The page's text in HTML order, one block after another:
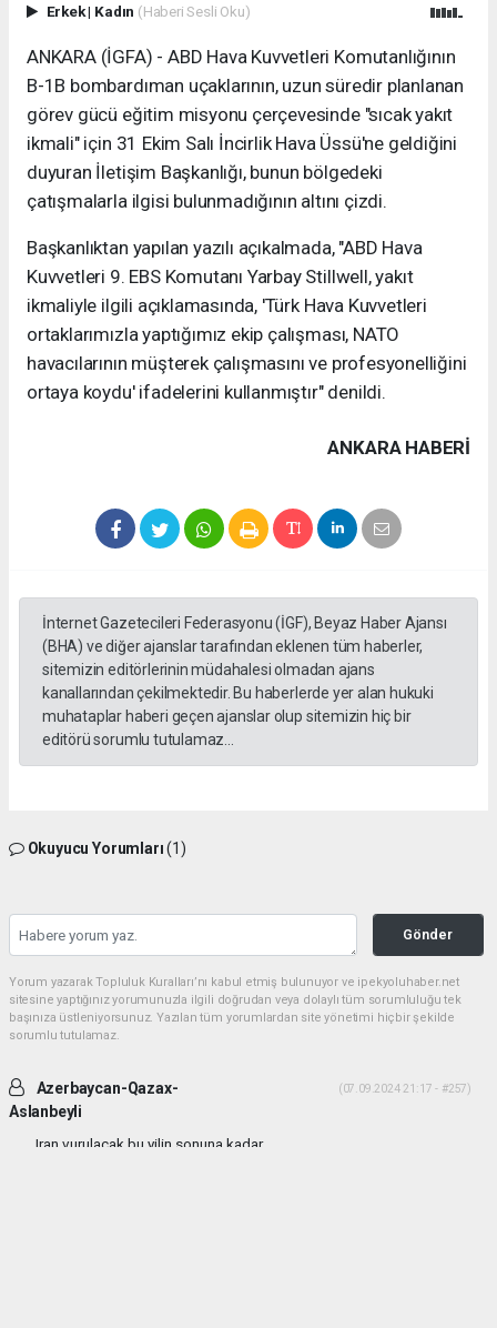
Erkek| Kadın (Haberi Sesli Oku)
ANKARA (İGFA) - ABD Hava Kuvvetleri Komutanlığının
B-1B bombardıman uçaklarının, uzun süredir planlanan
görev gücü eğitim misyonu çerçevesinde "sıcak yakıt
ikmali" için 31 Ekim Salı İncirlik Hava Üssü'ne geldiğini
duyuran İletişim Başkanlığı, bunun bölgedeki
çatışmalarla ilgisi bulunmadığının altını çizdi.
Başkanlıktan yapılan yazılı açıkalmada, "ABD Hava
Kuvvetleri 9. EBS Komutanı Yarbay Stillwell, yakıt
ikmaliyle ilgili açıklamasında, 'Türk Hava Kuvvetleri
ortaklarımızla yaptığımız ekip çalışması, NATO
havacılarının müşterek çalışmasını ve profesyonelliğini
ortaya koydu' ifadelerini kullanmıştır" denildi.
ANKARA HABERİ
İnternet Gazetecileri Federasyonu (İGF), Beyaz Haber Ajansı
(BHA) ve diğer ajanslar tarafından eklenen tüm haberler,
sitemizin editörlerinin müdahalesi olmadan ajans
kanallarından çekilmektedir. Bu haberlerde yer alan hukuki
muhataplar haberi geçen ajanslar olup sitemizin hiç bir
editörü sorumlu tutulamaz...
Okuyucu Yorumları(1)
Gönder
Yorum yazarak Topluluk Kuralları’nı kabul etmiş bulunuyor ve ipekyoluhaber.net
sitesine yaptığınız yorumunuzla ilgili doğrudan veya dolaylı tüm sorumluluğu tek
başınıza üstleniyorsunuz. Yazılan tüm yorumlardan site yönetimi hiçbir şekilde
sorumlu tutulamaz.
Azerbaycan-Qazax-
Aslanbeyli
(07.09.2024 21:17 - #257)
Iran vurulacak bu yilin sonuna kadar...